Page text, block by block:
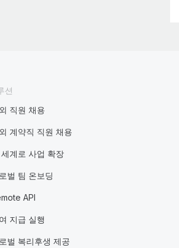
션
직원 채용
계약직 직원 채용
계로 사업 확장
벌 팀 온보딩
API
지급 실행
벌 복리후생 제공